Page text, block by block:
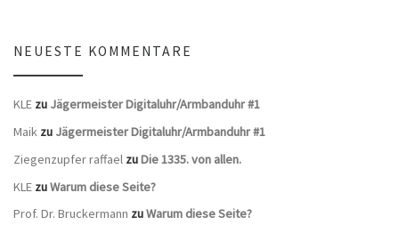
NEUESTE KOMMENTARE
KLE zu Jägermeister Digitaluhr/Armbanduhr #1
Maik zu Jägermeister Digitaluhr/Armbanduhr #1
Ziegenzupfer raffael zuDie 1335. von allen.
KLE zuWarum diese Seite?
Prof. Dr. Bruckermann zuWarum diese Seite?